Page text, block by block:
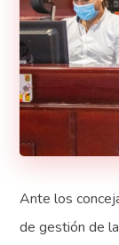
Ante los
de gestión de